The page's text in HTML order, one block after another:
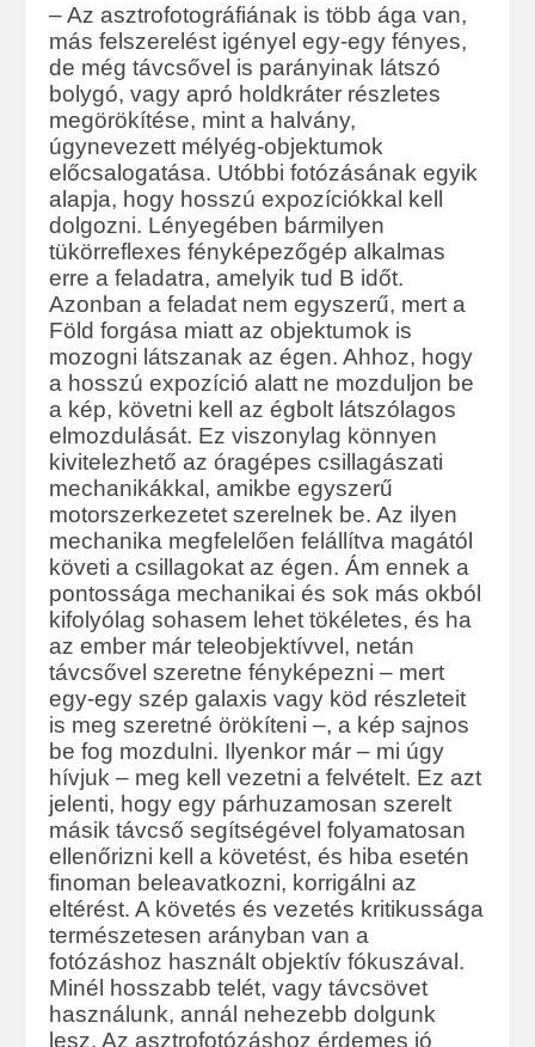
– Az asztrofotográfiának is több ága van,
más felszerelést igényel egy-egy fényes,
de még távcsővel is parányinak látszó
bolygó, vagy apró holdkráter részletes
megörökítése, mint a halvány,
úgynevezett mélyég-objektumok
előcsalogatása. Utóbbi fotózásának egyik
alapja, hogy hosszú expozíciókkal kell
dolgozni. Lényegében bármilyen
tükörreflexes fényképezőgép alkalmas
erre a feladatra, amelyik tud B időt.
Azonban a feladat nem egyszerű, mert a
Föld forgása miatt az objektumok is
mozogni látszanak az égen. Ahhoz, hogy
a hosszú expozíció alatt ne mozduljon be
a kép, követni kell az égbolt látszólagos
elmozdulását. Ez viszonylag könnyen
kivitelezhető az óragépes csillagászati
mechanikákkal, amikbe egyszerű
motorszerkezetet szerelnek be. Az ilyen
mechanika megfelelően felállítva magától
követi a csillagokat az égen. Ám ennek a
pontossága mechanikai és sok más okból
kifolyólag sohasem lehet tökéletes, és ha
az ember már teleobjektívvel, netán
távcsővel szeretne fényképezni – mert
egy-egy szép galaxis vagy köd részleteit
is meg szeretné örökíteni –, a kép sajnos
be fog mozdulni. Ilyenkor már – mi úgy
hívjuk – meg kell vezetni a felvételt. Ez azt
jelenti, hogy egy párhuzamosan szerelt
másik távcső segítségével folyamatosan
ellenőrizni kell a követést, és hiba esetén
finoman beleavatkozni, korrigálni az
eltérést. A követés és vezetés kritikussága
természetesen arányban van a
fotózáshoz használt objektív fókuszával.
Minél hosszabb telét, vagy távcsövet
használunk, annál nehezebb dolgunk
lesz. Az asztrofotózáshoz érdemes jó